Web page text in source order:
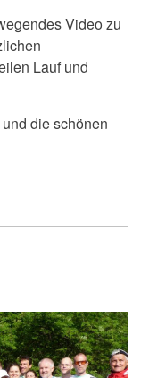
Video zu
Lauf und
die schönen